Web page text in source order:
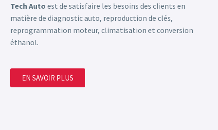
Tech Auto est de satisfaire les besoins des clients en
matière de diagnostic auto, reproduction de clés,
reprogrammation moteur, climatisation et conversion
éthanol.
EN SAVOIR PLUS